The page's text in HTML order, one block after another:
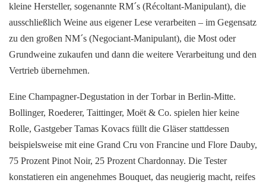
kleine Hersteller, sogenannte RM´s (Récoltant-Manipulant), die
ausschließlich Weine aus eigener Lese verarbeiten – im Gegensatz
zu den großen NM´s (Negociant-Manipulant), die Most oder
Grundweine zukaufen und dann die weitere Verarbeitung und den
Vertrieb übernehmen.
Eine Champagner-Degustation in der Torbar in Berlin-Mitte.
Bollinger, Roederer, Taittinger, Moët & Co. spielen hier keine
Rolle, Gastgeber Tamas Kovacs füllt die Gläser stattdessen
beispielsweise mit eine Grand Cru von Francine und Flore Dauby,
75 Prozent Pinot Noir, 25 Prozent Chardonnay. Die Tester
konstatieren ein angenehmes Bouquet, das neugierig macht, reifes